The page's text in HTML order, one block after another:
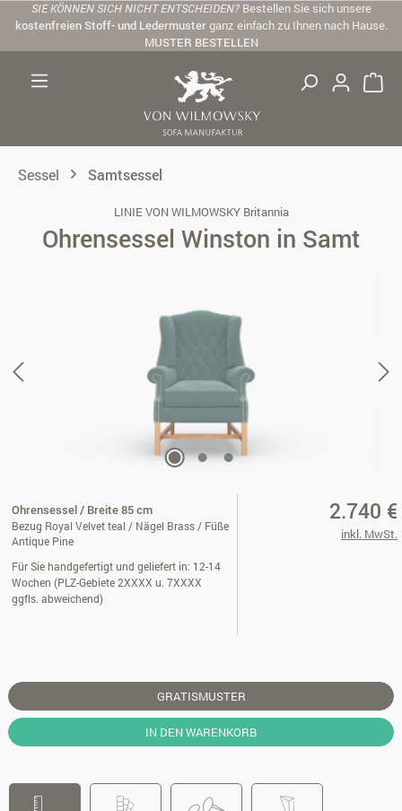
Zum Hauptinhalt springen
SIE KÖNNEN SICH NICHT ENTSCHEIDEN? Bestellen Sie sich unsere
kostenfreien Stoff- und Ledermusterganz einfach zu Ihnen nach Hause.
MUSTER BESTELLEN
Sessel Samtsessel
LINIE VON WILMOWSKY Britannia
Ohrensessel Winston in Samt
Ohrensessel / Breite 85 cm
Bezug Royal Velvet teal / Nägel Brass / Füße
Antique Pine
Für Sie handgefertigt und geliefert in: 12-14
Wochen (PLZ-Gebiete 2XXXX u. 7XXXX
ggfls. abweichend)
2.740 €
inkl. MwSt.
GRATISMUSTER
IN DEN WARENKORB